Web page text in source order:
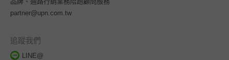
partner@upn.com.tw
追蹤我們
LINE@